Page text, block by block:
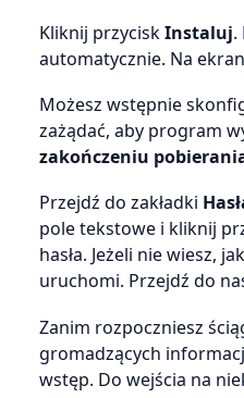
Kliknij przyciskInstaluj.
automatycznie. Na
Możesz wstępnie
zażądać, aby program
zakończeniu
Przejdź do zakładki
pole tekstowe i kliknij
hasła. Jeżeli nie wiesz,
uruchomi. Przejdź do
Zanim rozpoczniesz
gromadzących
wstęp. Do wejścia na